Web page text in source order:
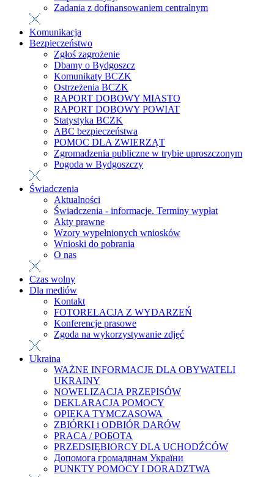
Zadania z dofinansowaniem centralnym
Komunikacja
Bezpieczeństwo
Zgłoś zagrożenie
Dbamy o Bydgoszcz
Komunikaty BCZK
Ostrzeżenia BCZK
RAPORT DOBOWY MIASTO
RAPORT DOBOWY POWIAT
Statystyka BCZK
ABC bezpieczeństwa
POMOC DLA ZWIERZĄT
Zgromadzenia publiczne w trybie uproszczonym
Pogoda w Bydgoszczy
Świadczenia
Aktualności
Świadczenia - informacje. Terminy wypłat
Akty prawne
Wzory wypełnionych wniosków
Wnioski do pobrania
O nas
Czas wolny
Dla mediów
Kontakt
FOTORELACJA Z WYDARZEŃ
Konferencje prasowe
Zgoda na wykorzystywanie zdjęć
Ukraina
WAŻNE INFORMACJE DLA OBYWATELI
UKRAINY
NOWELIZACJA PRZEPISÓW
DEKLARACJA POMOCY
OPIEKA TYMCZASOWA
ZBIÓRKI i ODBIÓR DARÓW
PRACA / РОБОТА
PRZEDSIĘBIORCY DLA UCHODŹCÓW
Допомога громадянам України
PUNKTY POMOCY I DORADZTWA